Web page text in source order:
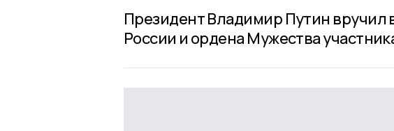
Президент Владимир Путин вручил
России и ордена Мужества